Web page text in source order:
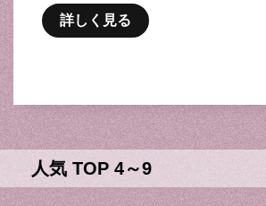
詳しく見る
人気 TOP 4～9